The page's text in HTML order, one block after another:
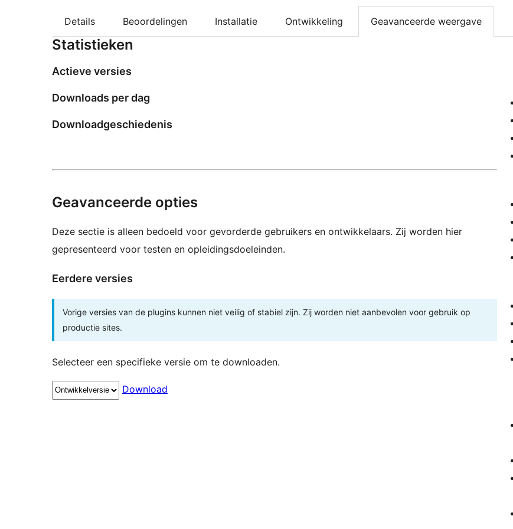
Details Beoordelingen Installatie Ontwikkeling Geavanceerde weergave
Statistieken
Actieve versies
Downloads per dag
Downloadgeschiedenis
Geavanceerde opties
Deze sectie is alleen bedoeld voor gevorderde gebruikers en ontwikkelaars. Zij worden hier
gepresenteerd voor testen en opleidingsdoeleinden.
Eerdere versies
Vorige versies van de plugins kunnen niet veilig of stabiel zijn. Zij worden niet aanbevolen voor gebruik op
productie sites.
Selecteer een specifieke versie om te downloaden.
Download